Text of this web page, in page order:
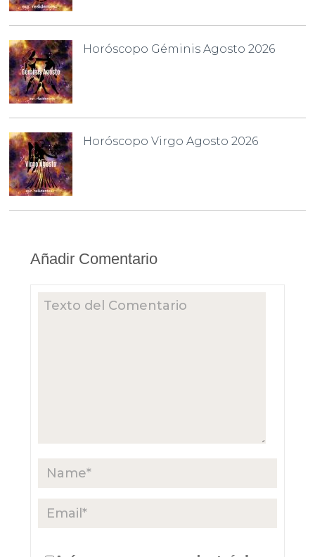
Horóscopo Géminis Agosto 2026
Horóscopo Virgo Agosto 2026
Añadir Comentario